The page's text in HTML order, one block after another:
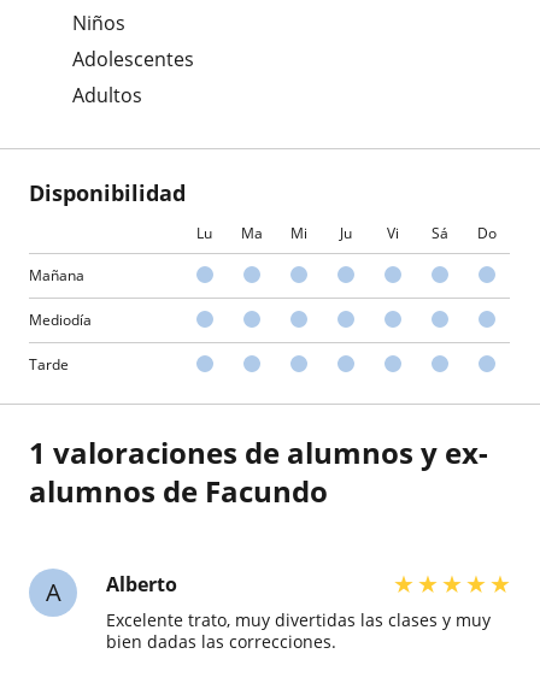
Niños
Adolescentes
Adultos
Disponibilidad
Lu Ma Mi Ju Vi Sá Do
Mañana
Mediodía
Tarde
1 valoraciones de alumnos y ex-
alumnos de Facundo
A Alberto ★★★★★
Excelente trato, muy divertidas las clases y muy
bien dadas las correcciones.